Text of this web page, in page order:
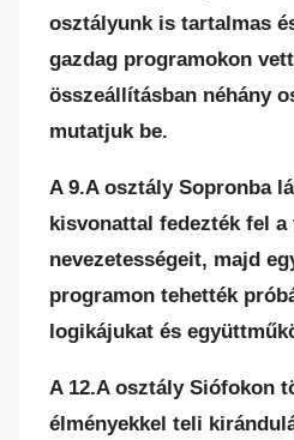
osztályunk is tartalmas
gazdag programokon
összeállításban néhány
mutatjuk be.
A 9.A osztály Sopronba
kisvonattal fedezték fel a
nevezetességeit, majd
programon tehették
logikájukat és
A 12.A osztály Siófokon
élményekkel teli